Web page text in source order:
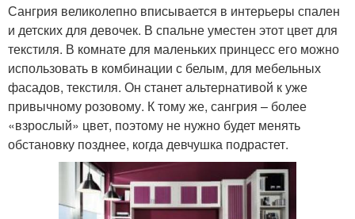
Сангрия великолепно вписывается в интерьеры спален
и детских для девочек. В спальне уместен этот цвет для
текстиля. В комнате для маленьких принцесс его можно
использовать в комбинации с белым, для мебельных
фасадов, текстиля. Он станет альтернативой к уже
привычному розовому. К тому же, сангрия – более
«взрослый» цвет, поэтому не нужно будет менять
обстановку позднее, когда девчушка подрастет.